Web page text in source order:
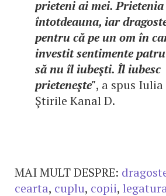
prieteni ai mei.
întotdeauna, iar
pentru că pe un om în
investit sentimente
să nu îl iubeşti. Îl iubesc
prieteneşte", a spus
Ştirile Kanal D.
MAI MULT DESPRE:
cearta, cuplu, copii,